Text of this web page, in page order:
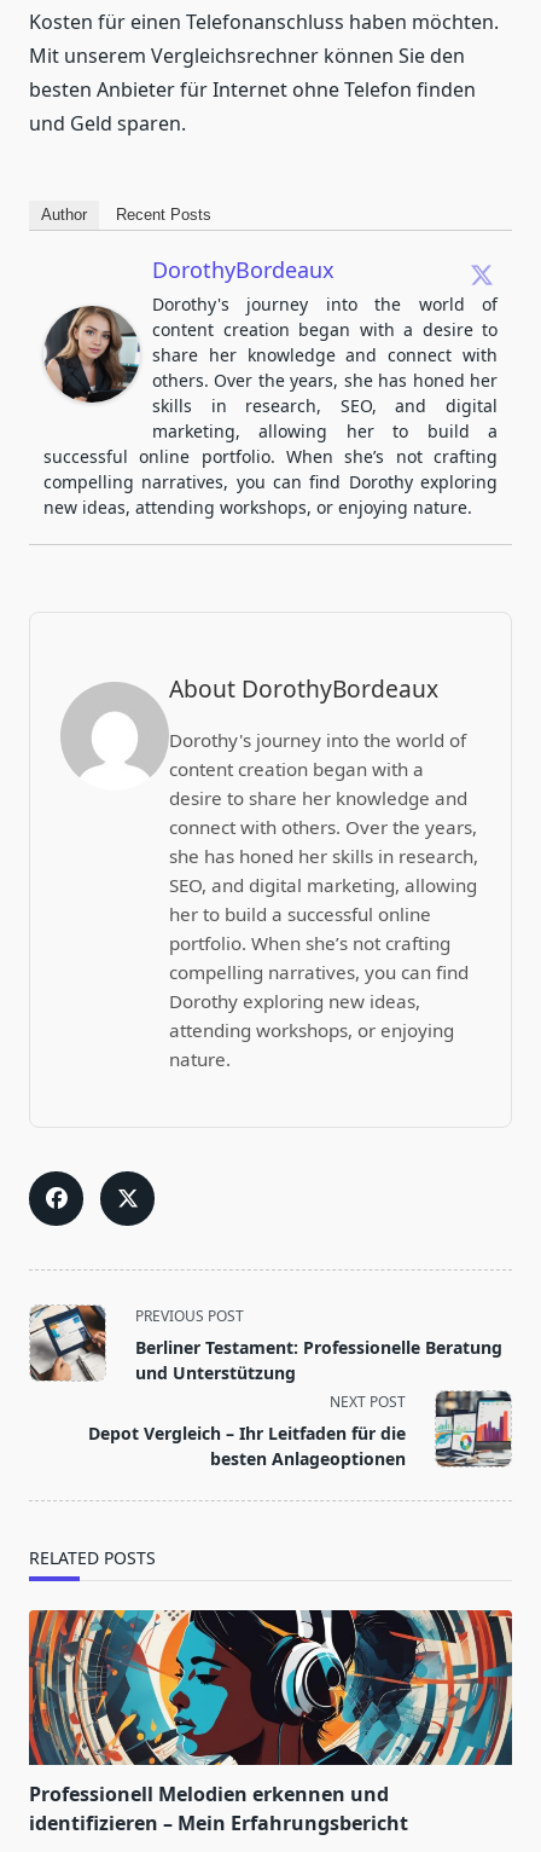
Kosten für einen Telefonanschluss haben möchten.
Mit unserem Vergleichsrechner können Sie den
besten Anbieter für Internet ohne Telefon finden
und Geld sparen.
Author Recent Posts
DorothyBordeaux
Dorothy's journey into the world of
content creation began with a desire to
share her knowledge and connect with
others. Over the years, she has honed her
skills in research, SEO, and digital
marketing, allowing her to build a
successful online portfolio. When she’s not crafting
compelling narratives, you can find Dorothy exploring
new ideas, attending workshops, or enjoying nature.
About DorothyBordeaux
Dorothy's journey into the world of
content creation began with a
desire to share her knowledge and
connect with others. Over the years,
she has honed her skills in research,
SEO, and digital marketing, allowing
her to build a successful online
portfolio. When she’s not crafting
compelling narratives, you can find
Dorothy exploring new ideas,
attending workshops, or enjoying
nature.
<span
class="nav-
subtitle
reader-
PREVIOUS POST
Berliner Testament: Professionelle Beratung
und Unterstützung
NEXT POST
Depot Vergleich – Ihr Leitfaden für die
besten Anlageoptionen
RELATED POSTS
Professionell Melodien erkennen und
identifizieren – Mein Erfahrungsbericht